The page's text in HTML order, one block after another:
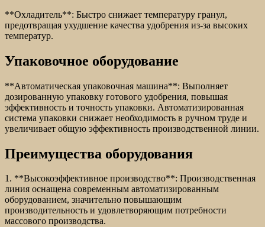
**Охладитель**: Быстро снижает температуру гранул,
предотвращая ухудшение качества удобрения из-за высоких
температур.
Упаковочное оборудование
**Автоматическая упаковочная машина**: Выполняет
дозированную упаковку готового удобрения, повышая
эффективность и точность упаковки. Автоматизированная
система упаковки снижает необходимость в ручном труде и
увеличивает общую эффективность производственной линии.
Преимущества оборудования
1. **Высокоэффективное производство**: Производственная
линия оснащена современным автоматизированным
оборудованием, значительно повышающим
производительность и удовлетворяющим потребности
массового производства.